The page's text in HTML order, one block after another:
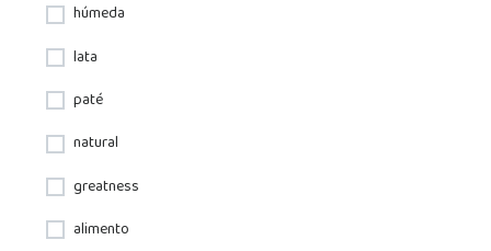
húmeda
lata
paté
natural
greatness
alimento